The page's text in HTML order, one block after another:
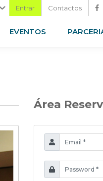
Entrar Contactos
EVENTOS
Área